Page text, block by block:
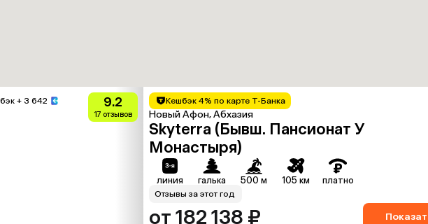
+ 3 642 9.2
17 отзывов
Кешбэк 4% по карте Т-Банка
Новый Афон, Абхазия
Skyterra (Бывш. Пансионат У
Монастыря)
линия галька 500 м 105 км платно
Отзывы за этот год
от 182 138 ₽